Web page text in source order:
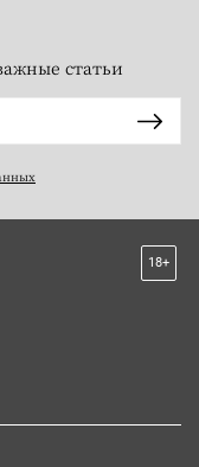
статьи
18+